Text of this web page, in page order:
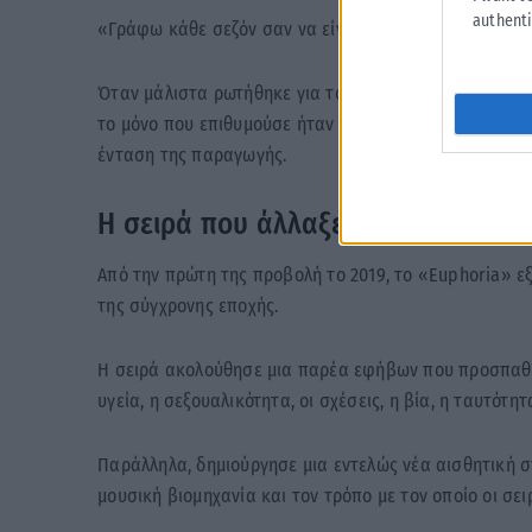
«Γράφω κάθε σεζόν σαν να είναι η τελευταία», είχε
Όταν μάλιστα ρωτήθηκε για το ενδεχόμενο
το μόνο που επιθυμούσε ήταν να αφιερώσει χρόνο
ένταση της παραγωγής.
Η σειρά που άλλαξε την ποπ
Από την πρώτη της προβολή το 2019, το «Euphoria»
της σύγχρονης εποχής.
Η σειρά ακολούθησε μια παρέα εφήβων που
υγεία, η σεξουαλικότητα, οι σχέσεις, η βία, η
Παράλληλα, δημιούργησε μια εντελώς νέα αισθητική
μουσική βιομηχανία και τον τρόπο με τον οποίο οι